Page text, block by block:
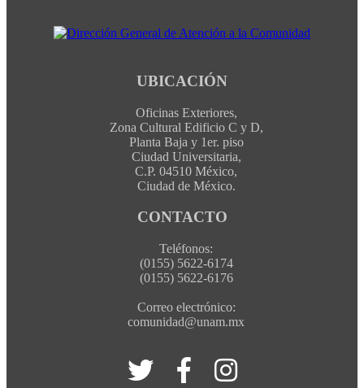
UBICACIÓN
Oficinas Exteriores,
Zona Cultural Edificio C y D,
Planta Baja y 1er. piso
Ciudad Universitaria,
C.P. 04510 México,
Ciudad de México.
CONTACTO
Teléfonos:
(0155) 5622-6174
(0155) 5622-6176
Correo electrónico:
comunidad@unam.mx